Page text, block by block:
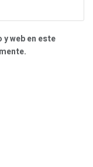
web en este